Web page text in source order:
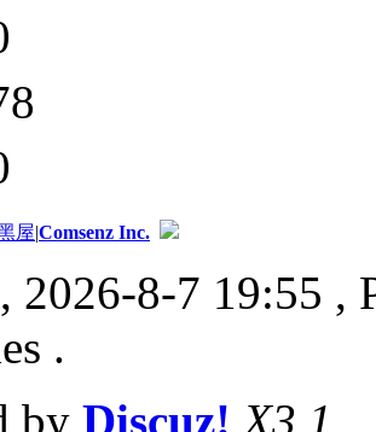
屋|Comsenz Inc.
2026-8-7 19:55 ,
.
by Discuz! X3.1